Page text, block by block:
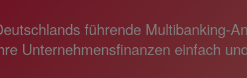
führende Multibanking-
Unternehmensfinanzen einfach